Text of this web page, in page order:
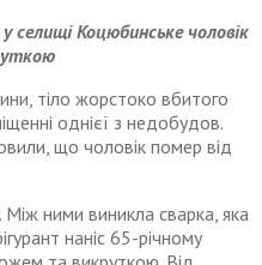
Коцюбинське чоловік
тіло жорстоко вбитого
однієї з недобудов.
що чоловік помер від
Між ними виникла сварка, яка
наніс 65-річному